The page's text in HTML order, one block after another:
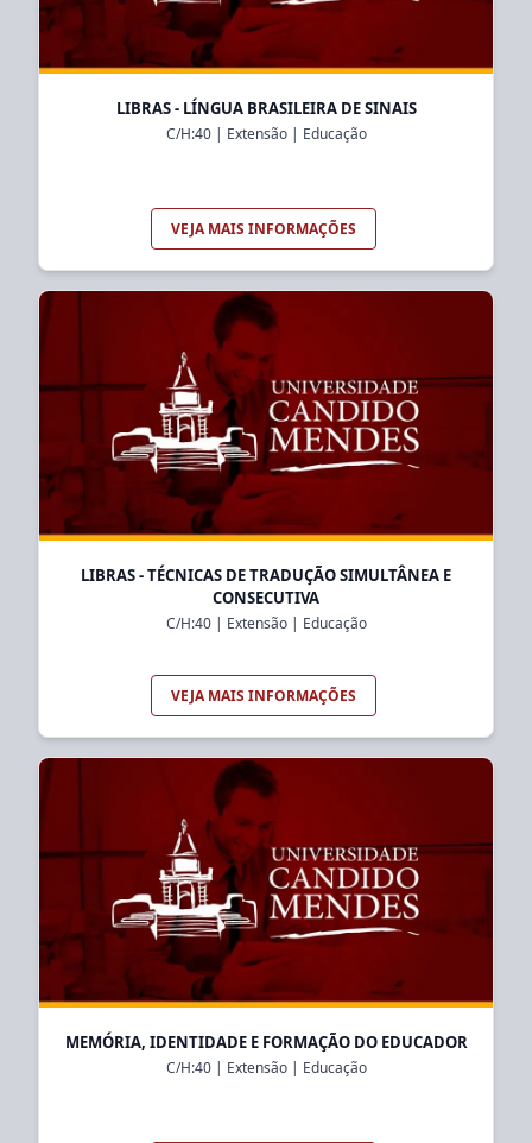
LIBRAS - LÍNGUA BRASILEIRA DE SINAIS
C/H:40| Extensão| Educação
VEJA MAIS INFORMAÇÕES
LIBRAS - TÉCNICAS DE TRADUÇÃO SIMULTÂNEA E
CONSECUTIVA
C/H:40| Extensão| Educação
VEJA MAIS INFORMAÇÕES
MEMÓRIA, IDENTIDADE E FORMAÇÃO DO EDUCADOR
C/H:40| Extensão| Educação